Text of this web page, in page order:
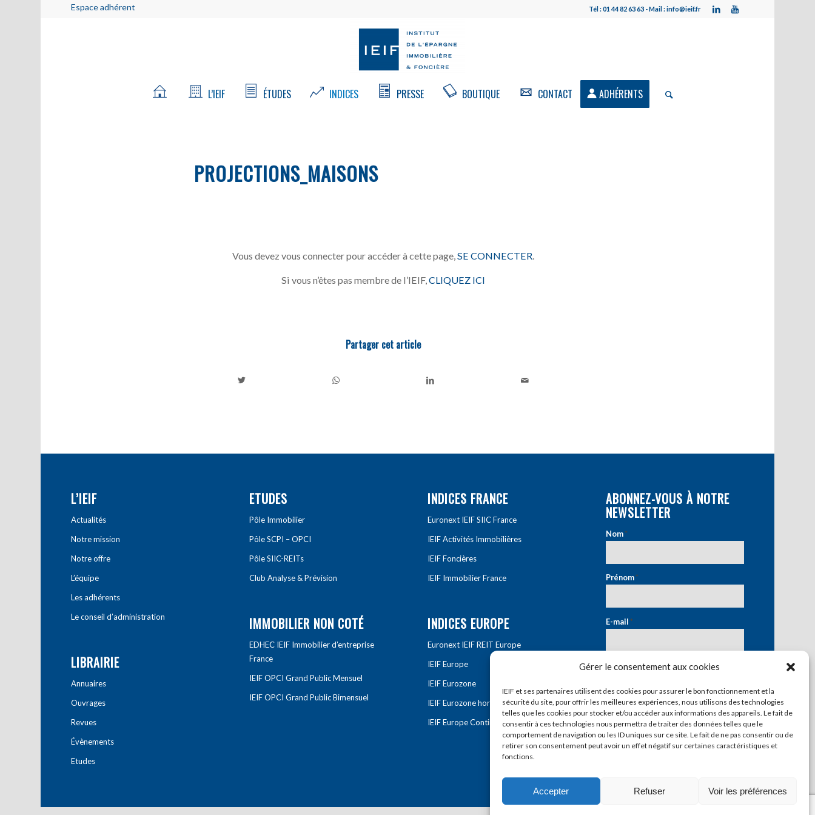
Gérer le consentement aux cookies
IEIF et ses partenaires utilisent des cookies pour assurer le bon fonctionnement et la
sécurité du site, pour offrir les meilleures expériences, nous utilisons des technologies
telles que les cookies pour stocker et/ou accéder aux informations des appareils. Le fait de
consentir à ces technologies nous permettra de traiter des données telles que le
comportement de navigation ou les ID uniques sur ce site. Le fait de ne pas consentir ou de
retirer son consentement peut avoir un effet négatif sur certaines caractéristiques et
fonctions.
Accepter Refuser Voir les préférences
Espace adhérent Tél : 01 44 82 63 63 - Mail : info@ieif.fr
L’IEIF ÉTUDES INDICES PRESSE BOUTIQUE CONTACT ADHÉRENTS
PROJECTIONS_MAISONS
Vous devez vous connecter pour accéder à cette page, SE CONNECTER
Si vous n’êtes pas membre de l’IEIF,CLIQUEZ ICI
Partager cet article
L’IEIF
Actualités
Notre mission
Notre offre
L’équipe
Les adhérents
Le conseil d’administration
LIBRAIRIE
Annuaires
Ouvrages
Revues
Évènements
Etudes
ETUDES
Pôle Immobilier
Pôle SCPI – OPCI
Pôle SIIC-REITs
Club Analyse & Prévision
IMMOBILIER NON COTÉ
EDHEC IEIF Immobilier d’entreprise
France
IEIF OPCI Grand Public Mensuel
IEIF OPCI Grand Public Bimensuel
INDICES FRANCE
Euronext IEIF SIIC France
IEIF Activités Immobilières
IEIF Foncières
IEIF Immobilier France
INDICES EUROPE
Euronext IEIF REIT Europe
IEIF Europe
IEIF Eurozone
IEIF Eurozone hors France
IEIF Europe Continentale
ABONNEZ-VOUS À NOTRE
NEWSLETTER
Nom*
Prénom*
E-mail*